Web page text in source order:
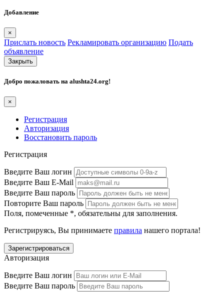
Добавление
×
Прислать новость Рекламировать организацию Подать
объявление
Закрыть
Добро пожаловать на alushta24.org!
×
Регистрация
Авторизация
Восстановить пароль
Регистрация
Введите Ваш логин
Введите Ваш E-Mail
Введите Ваш пароль
Повторите Ваш пароль
Поля, помеченные *, обязательны для заполнения.
Регистрируясь, Вы принимаете правила нашего портала!
Авторизация
Введите Ваш логин
Введите Ваш пароль